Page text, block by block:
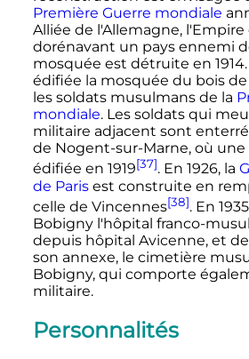
Première Guerre mondiale
Alliée de l'Allemagne,
dorénavant un pays ennemi
mosquée est détruite en 1914.
édifiée la mosquée du bois
les soldats musulmans de la
mondiale. Les soldats qui
militaire adjacent sont
de Nogent-sur-Marne, où
édifiée en 1919[37]. En 1926, la
de Parisest construite en
celle de Vincennes[38]. En
Bobigny l'hôpital franco-
depuis hôpital Avicenne, et
son annexe, le cimetière
Bobigny, qui comporte
militaire.
Personnalités